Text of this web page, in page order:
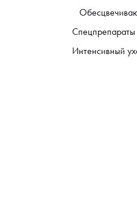
Спецпрепараты
Интенсивный